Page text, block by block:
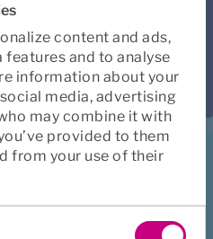
content and ads,
and to analyse
information about your
media, advertising
may combine it with
provided to them
from your use of their